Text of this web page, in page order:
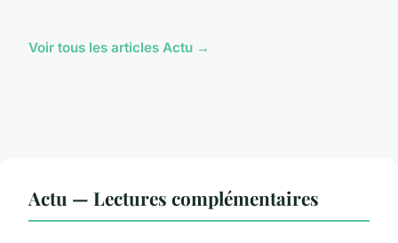
Voir tous les articles Actu →
Actu — Lectures complémentaires